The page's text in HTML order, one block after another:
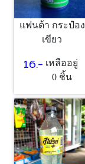
แฟนต้า กระป๋อง
เขียว
16.- เหลืออยู่
0 ชิ้น